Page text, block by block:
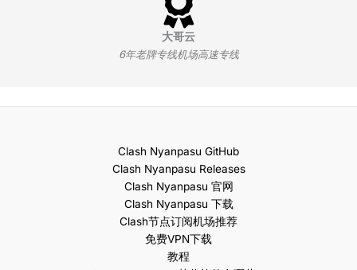
大哥云
6年老牌专线机场高速专线
Clash Nyanpasu GitHub
Clash Nyanpasu Releases
Clash Nyanpasu 官网
Clash Nyanpasu 下载
Clash节点订阅机场推荐
免费VPN下载
教程